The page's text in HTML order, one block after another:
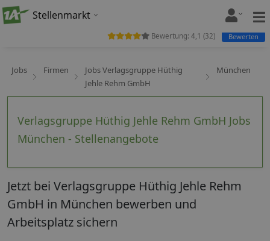
Stellenmarkt
Jobs Firmen
Jobs Verlagsgruppe Hüthig
Jehle Rehm GmbH
München
Verlagsgruppe Hüthig Jehle Rehm GmbH Jobs
München - Stellenangebote
Bewertung: 4,1 (32) Bewerten
Jetzt bei Verlagsgruppe Hüthig Jehle Rehm
GmbH in München bewerben und
Arbeitsplatz sichern